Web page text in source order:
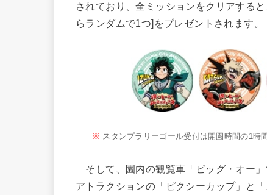
されており、全ミッションをクリアする
らランダムで1つ]をプレゼントされます。
※ スタンプラリーゴール受付は開園時間の1時
そして、園内の観覧車「ビッグ・オー」
アトラクションの「ピクシーカップ」と